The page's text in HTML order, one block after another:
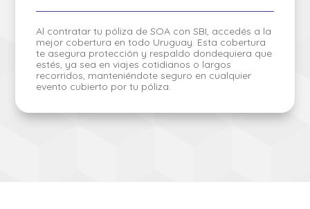
Al contratar tu póliza de SOA con SBI, accedés a la
mejor cobertura en todo Uruguay. Esta cobertura
te asegura protección y respaldo dondequiera que
estés, ya sea en viajes cotidianos o largos
recorridos, manteniéndote seguro en cualquier
evento cubierto por tu póliza.